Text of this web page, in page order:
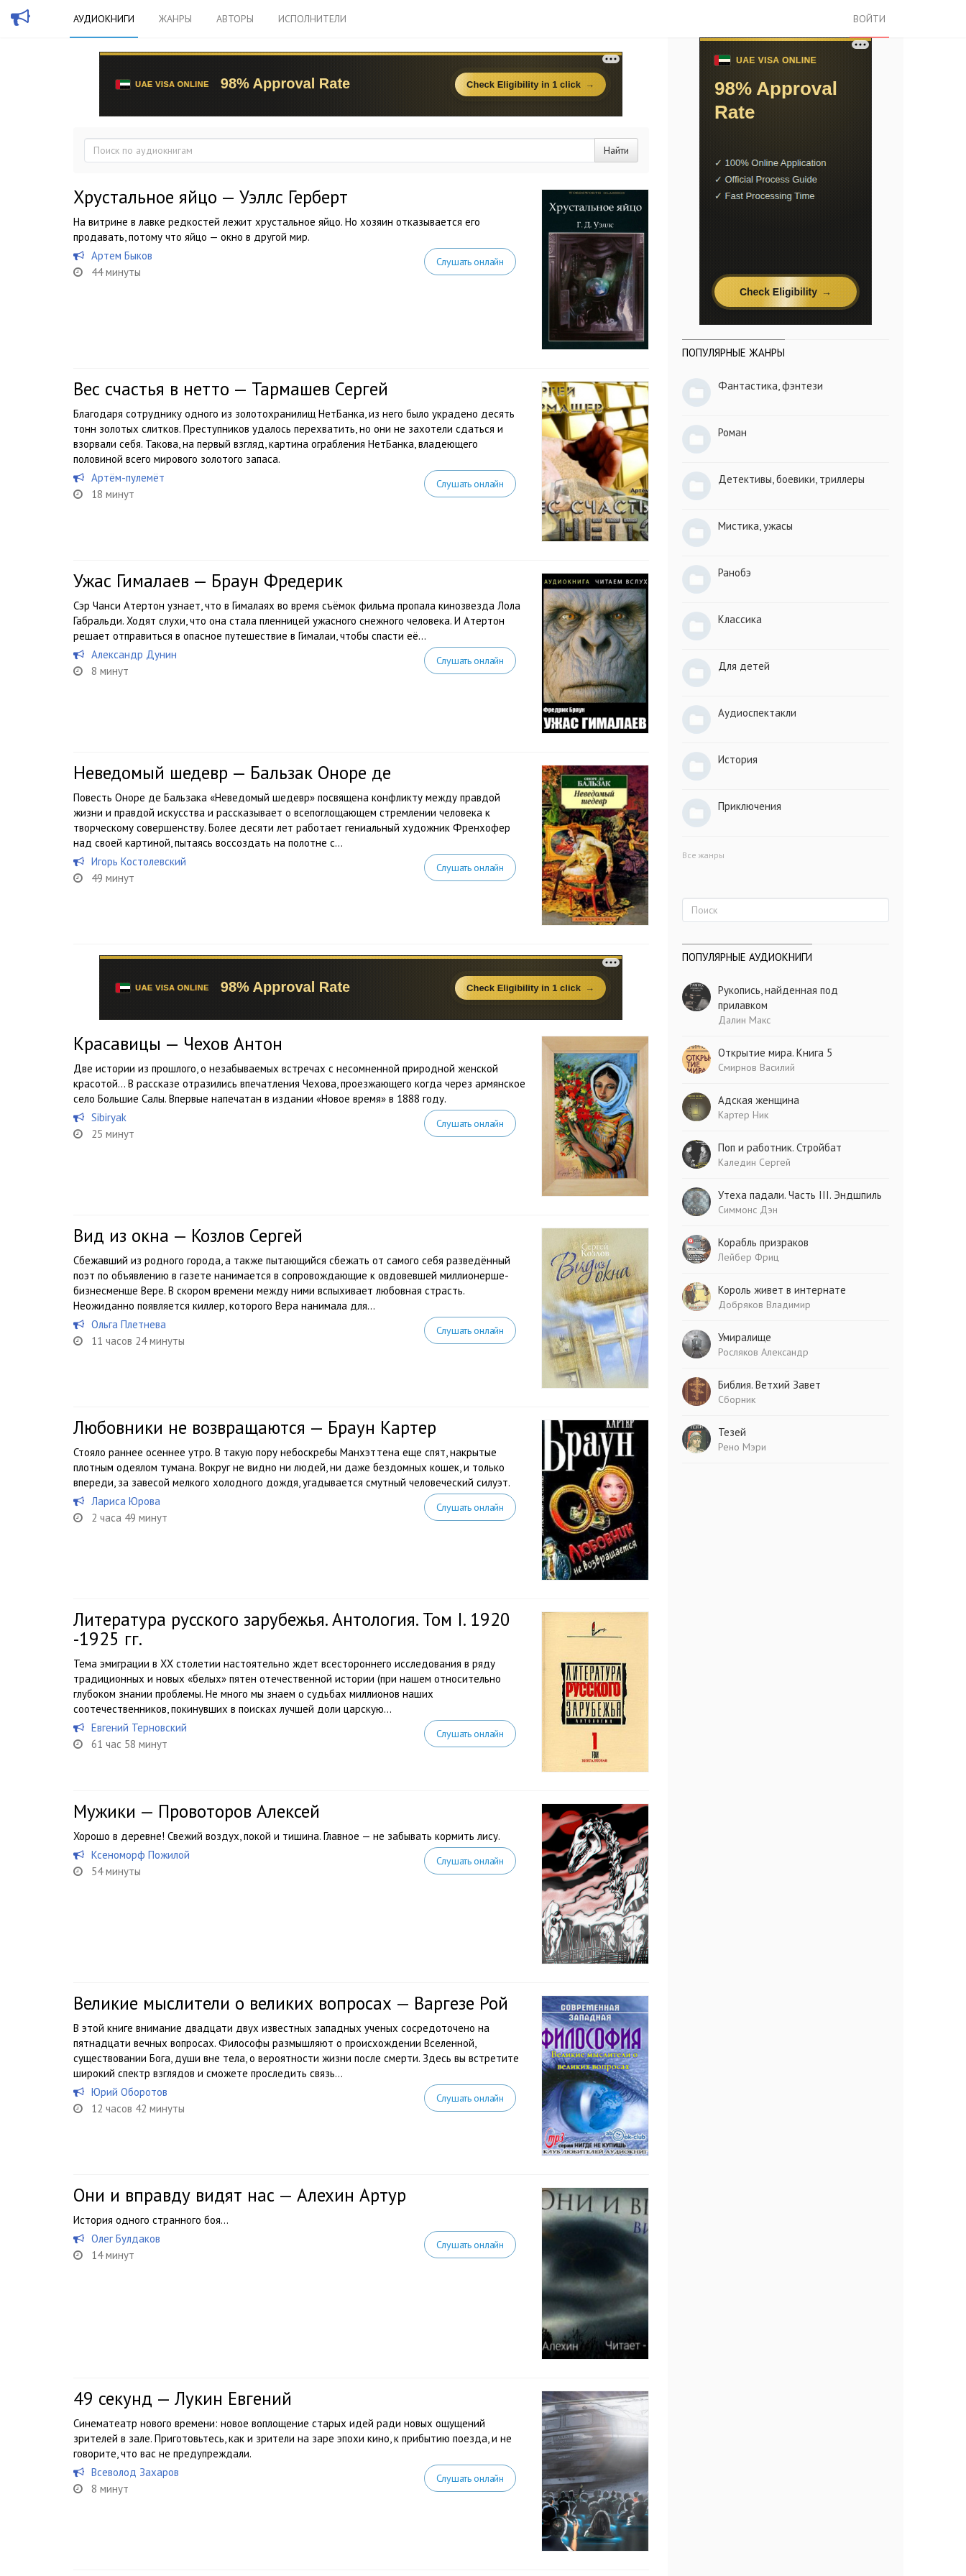
АУДИОКНИГИ ЖАНРЫ АВТОРЫ ИСПОЛНИТЕЛИ ВОЙТИ
Найти
Хрустальное яйцо — Уэллс Герберт
На витрине в лавке редкостей лежит хрустальное яйцо. Но хозяин отказывается его
продавать, потому что яйцо — окно в другой мир.
Артем Быков
44 минуты
Слушать онлайн
Вес счастья в нетто — Тармашев Сергей
Благодаря сотруднику одного из золотохранилищ НетБанка, из него было украдено десять
тонн золотых слитков. Преступников удалось перехватить, но они не захотели сдаться и
взорвали себя. Такова, на первый взгляд, картина ограбления НетБанка, владеющего
половиной всего мирового золотого запаса.
Артём-пулемёт
18 минут
Слушать онлайн
Ужас Гималаев — Браун Фредерик
Сэр Чанси Атертон узнает, что в Гималаях во время съёмок фильма пропала кинозвезда Лола
Габральди. Ходят слухи, что она стала пленницей ужасного снежного человека. И Атертон
решает отправиться в опасное путешествие в Гималаи, чтобы спасти её…
Александр Дунин
8 минут
Слушать онлайн
Неведомый шедевр — Бальзак Оноре де
Повесть Оноре де Бальзака «Неведомый шедевр» посвящена конфликту между правдой
жизни и правдой искусства и рассказывает о всепоглощающем стремлении человека к
творческому совершенству. Более десяти лет работает гениальный художник Френхофер
над своей картиной, пытаясь воссоздать на полотне с...
Игорь Костолевский
49 минут
Слушать онлайн
Красавицы — Чехов Антон
Две истории из прошлого, о незабываемых встречах с несомненной природной женской
красотой… В рассказе отразились впечатления Чехова, проезжающего когда через армянское
село Большие Салы. Впервые напечатан в издании «Новое время» в 1888 году.
Sibiryak
25 минут
Слушать онлайн
Вид из окна — Козлов Сергей
Сбежавший из родного города, а также пытающийся сбежать от самого себя разведённый
поэт по объявлению в газете нанимается в сопровождающие к овдовевшей миллионерше-
бизнесменше Вере. В скором времени между ними вспыхивает любовная страсть.
Неожиданно появляется киллер, которого Вера нанимала для...
Ольга Плетнева
11 часов 24 минуты
Слушать онлайн
Любовники не возвращаются — Браун Картер
Стояло раннее осеннее утро. В такую пору небоскребы Манхэттена еще спят, накрытые
плотным одеялом тумана. Вокруг не видно ни людей, ни даже бездомных кошек, и только
впереди, за завесой мелкого холодного дождя, угадывается смутный человеческий силуэт.
Лариса Юрова
2 часа 49 минут
Слушать онлайн
Литература русского зарубежья. Антология. Том I. 1920
-1925 гг.
Тема эмиграции в XX столетии настоятельно ждет всестороннего исследования в ряду
традиционных и новых «белых» пятен отечественной истории (при нашем относительно
глубоком знании проблемы. Не много мы знаем о судьбах миллионов наших
соотечественников, покинувших в поисках лучшей доли царскую...
Евгений Терновский
61 час 58 минут
Слушать онлайн
Мужики — Провоторов Алексей
Хорошо в деревне! Свежий воздух, покой и тишина. Главное — не забывать кормить лису.
Ксеноморф Пожилой
54 минуты
Слушать онлайн
Великие мыслители о великих вопросах — Варгезе Рой
В этой книге внимание двадцати двух известных западных ученых сосредоточено на
пятнадцати вечных вопросах. Философы размышляют о происхождении Вселенной,
существовании Бога, души вне тела, о вероятности жизни после смерти. Здесь вы встретите
широкий спектр взглядов и сможете проследить связь...
Юрий Оборотов
12 часов 42 минуты
Слушать онлайн
Они и вправду видят нас — Алехин Артур
История одного странного боя…
Олег Булдаков
14 минут
Слушать онлайн
49 секунд — Лукин Евгений
Синематеатр нового времени: новое воплощение старых идей ради новых ощущений
зрителей в зале. Приготовьтесь, как и зрители на заре эпохи кино, к прибытию поезда, и не
говорите, что вас не предупреждали.
Всеволод Захаров
8 минут
Слушать онлайн
ПОПУЛЯРНЫЕ ЖАНРЫ
Фантастика, фэнтези
Роман
Детективы, боевики, триллеры
Мистика, ужасы
Ранобэ
Классика
Для детей
Аудиоспектакли
История
Приключения
Все жанры
ПОПУЛЯРНЫЕ АУДИОКНИГИ
Рукопись, найденная под
прилавком
Далин Макс
Открытие мира. Книга 5
Смирнов Василий
Адская женщина
Картер Ник
Поп и работник. Стройбат
Каледин Сергей
Утеха падали. Часть III. Эндшпиль
Симмонс Дэн
Корабль призраков
Лейбер Фриц
Король живет в интернате
Добряков Владимир
Умиралище
Росляков Александр
Библия. Ветхий Завет
Сборник
Тезей
Рено Мэри